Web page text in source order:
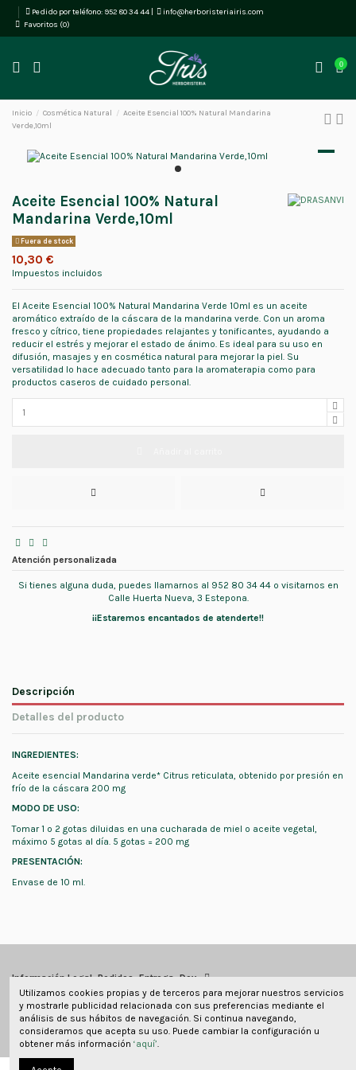
Pedido por teléfono: 952 80 34 44
info@herboristeriairis.com
Favoritos (0)
0
Inicio Cosmética Natural
Aceite Esencial 100% Natural Mandarina
Verde,10ml
Aceite Esencial 100% Natural
Mandarina Verde,10ml
Fuera de stock
10,30 €
Impuestos incluidos
El Aceite Esencial 100% Natural Mandarina Verde 10ml es un aceite
aromático extraído de la cáscara de la mandarina verde. Con un aroma
fresco y cítrico, tiene propiedades relajantes y tonificantes, ayudando a
reducir el estrés y mejorar el estado de ánimo. Es ideal para su uso en
difusión, masajes y en cosmética natural para mejorar la piel. Su
versatilidad lo hace adecuado tanto para la aromaterapia como para
productos caseros de cuidado personal.
Atención personalizada
Si tienes alguna duda, puedes llamarnos al 952 80 34 44 o visitarnos en
Calle Huerta Nueva, 3 Estepona.
¡¡Estaremos encantados de atenderte!!
Descripción
Detalles del producto
INGREDIENTES:
Aceite esencial Mandarina verde* Citrus reticulata, obtenido por presión en
frío de la cáscara 200 mg
MODO DE USO:
Tomar 1 o 2 gotas diluidas en una cucharada de miel o aceite vegetal,
máximo 5 gotas al día. 5 gotas = 200 mg
PRESENTACIÓN:
Envase de 10 ml.
Información Legal, Pedidos, Entrega, Dev
Información de contacto
Utilizamos cookies propias y de terceros para mejorar nuestros servicios
y mostrarle publicidad relacionada con sus preferencias mediante el
análisis de sus hábitos de navegación. Si continua navegando,
consideramos que acepta su uso. Puede cambiar la configuración u
obtener más información ‘aquí’.